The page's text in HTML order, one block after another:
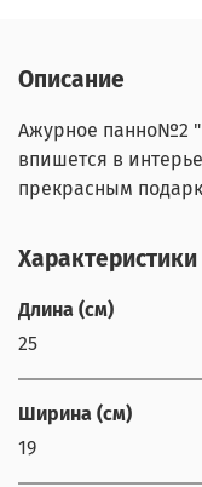
Описание
Ажурное панно№2 "
впишется в
прекрасным
Характеристики
Длина (см)
25
Ширина (см)
19